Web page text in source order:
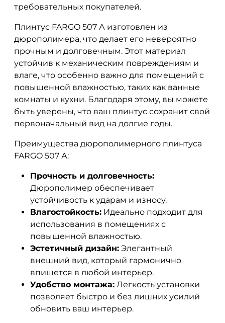
требовательных покупателей.
Плинтус FARGO 507 А изготовлен из
дюрополимера, что делает его невероятно
прочным и долговечным. Этот материал
устойчив к механическим повреждениям и
влаге, что особенно важно для помещений с
повышенной влажностью, таких как ванные
комнаты и кухни. Благодаря этому, вы можете
быть уверены, что ваш плинтус сохранит свой
первоначальный вид на долгие годы.
Преимущества дюрополимерного плинтуса
FARGO 507 А:
Прочность и долговечность:
Дюрополимер обеспечивает
устойчивость к ударам и износу.
Влагостойкость: Идеально подходит для
использования в помещениях с
повышенной влажностью.
Эстетичный дизайн: Элегантный
внешний вид, который гармонично
впишется в любой интерьер.
Удобство монтажа: Легкость установки
позволяет быстро и без лишних усилий
обновить ваш интерьер.